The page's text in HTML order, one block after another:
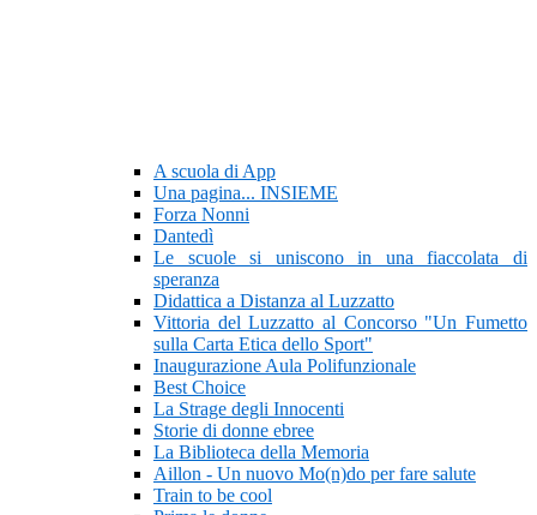
A scuola di App
Una pagina... INSIEME
Forza Nonni
Dantedì
Le scuole si uniscono in una fiaccolata di
speranza
Didattica a Distanza al Luzzatto
Vittoria del Luzzatto al Concorso "Un Fumetto
sulla Carta Etica dello Sport"
Inaugurazione Aula Polifunzionale
Best Choice
La Strage degli Innocenti
Storie di donne ebree
La Biblioteca della Memoria
Aillon - Un nuovo Mo(n)do per fare salute
Train to be cool